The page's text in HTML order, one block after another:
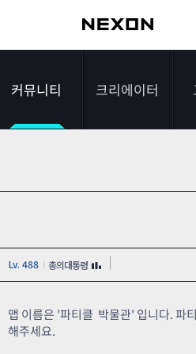
커뮤니티
아이디어게시판
스튜디오 홍보
크리에이터
불
Lv. 488 총의대통령
맵 이름은 '파티클 박물관' 입니다. 파
해주세요.